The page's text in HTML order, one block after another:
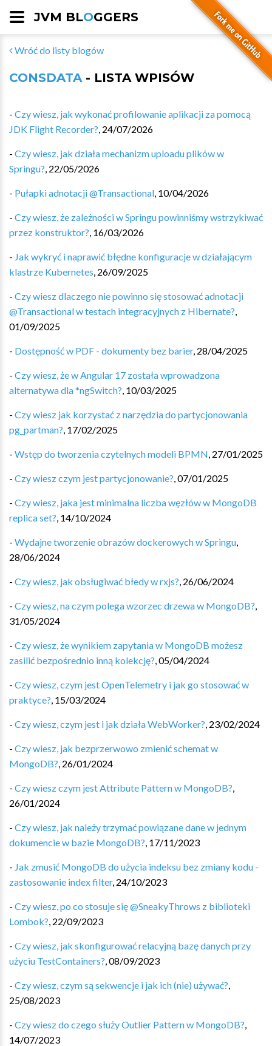
JVM BLOGGERS
Wróć do listy blogów
CONSDATA- LISTA WPISÓW
- Czy wiesz, jak wykonać profilowanie aplikacji za pomocą
JDK Flight Recorder?, 24/07/2026
- Czy wiesz, jak działa mechanizm uploadu plików w
Springu?, 22/05/2026
- Pułapki adnotacji @Transactional, 10/04/2026
- Czy wiesz, że zależności w Springu powinniśmy wstrzykiwać
przez konstruktor?, 16/03/2026
- Jak wykryć i naprawić błędne konfiguracje w działającym
klastrze Kubernetes, 26/09/2025
- Czy wiesz dlaczego nie powinno się stosować adnotacji
@Transactional w testach integracyjnych z Hibernate?,
01/09/2025
- Dostępność w PDF - dokumenty bez barier, 28/04/2025
- Czy wiesz, że w Angular 17 została wprowadzona
alternatywa dla *ngSwitch?, 10/03/2025
- Czy wiesz jak korzystać z narzędzia do partycjonowania
pg_partman?, 17/02/2025
- Wstęp do tworzenia czytelnych modeli BPMN, 27/01/2025
- Czy wiesz czym jest partycjonowanie?,07/01/2025
- Czy wiesz, jaka jest minimalna liczba węzłów w MongoDB
replica set?, 14/10/2024
- Wydajne tworzenie obrazów dockerowych w Springu,
28/06/2024
- Czy wiesz, jak obsługiwać błedy w rxjs?, 26/06/2024
- Czy wiesz, na czym polega wzorzec drzewa w MongoDB?,
31/05/2024
- Czy wiesz, że wynikiem zapytania w MongoDB możesz
zasilić bezpośrednio inną kolekcję?,05/04/2024
- Czy wiesz, czym jest OpenTelemetry i jak go stosować w
praktyce?, 15/03/2024
- Czy wiesz, czym jest i jak działa WebWorker?, 23/02/2024
- Czy wiesz, jak bezprzerwowo zmienić schemat w
MongoDB?, 26/01/2024
- Czy wiesz czym jest Attribute Pattern w MongoDB?,
26/01/2024
- Czy wiesz, jak należy trzymać powiązane dane w jednym
dokumencie w bazie MongoDB?, 17/11/2023
- Jak zmusić MongoDB do użycia indeksu bez zmiany kodu -
zastosowanie index filter, 24/10/2023
- Czy wiesz, po co stosuje się @SneakyThrows z biblioteki
Lombok?, 22/09/2023
- Czy wiesz, jak skonfigurować relacyjną bazę danych przy
użyciu TestContainers?,08/09/2023
- Czy wiesz, czym są sekwencje i jak ich (nie) używać?,
25/08/2023
- Czy wiesz do czego służy Outlier Pattern w MongoDB?,
14/07/2023